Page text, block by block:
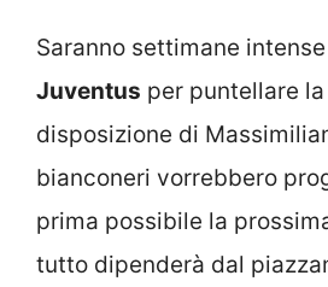
Saranno settimane
Juventus per puntellare la
disposizione di
bianconeri vorrebbero
prima possibile la
tutto dipenderà dal